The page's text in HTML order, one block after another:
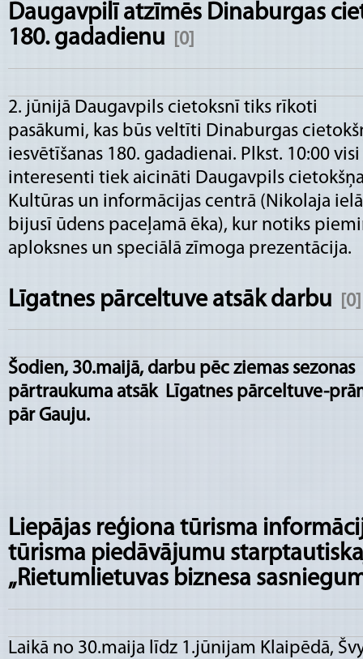
Daugavpilī atzīmēs Dinaburgas
180. gadadienu
[0]
2. jūnijā Daugavpils cietoksnī tiks rīkoti
pasākumi, kas būs veltīti Dinaburgas
iesvētīšanas 180. gadadienai. Plkst. 10:00 visi
interesenti tiek aicināti Daugavpils
Kultūras un informācijas centrā (Nikolaja
bijusī ūdens paceļamā ēka), kur notiks
aploksnes un speciālā zīmoga prezentācija.
Līgatnes pārceltuve atsāk darbu [0]
Šodien, 30.maijā, darbu pēc ziemas sezonas
pārtraukuma atsāk Līgatnes pārceltuve-
pār Gauju.
Liepājas reģiona tūrisma
tūrisma piedāvājumu
„Rietumlietuvas biznesa
Laikā no 30.maija līdz 1.jūnijam Klaipēdā,